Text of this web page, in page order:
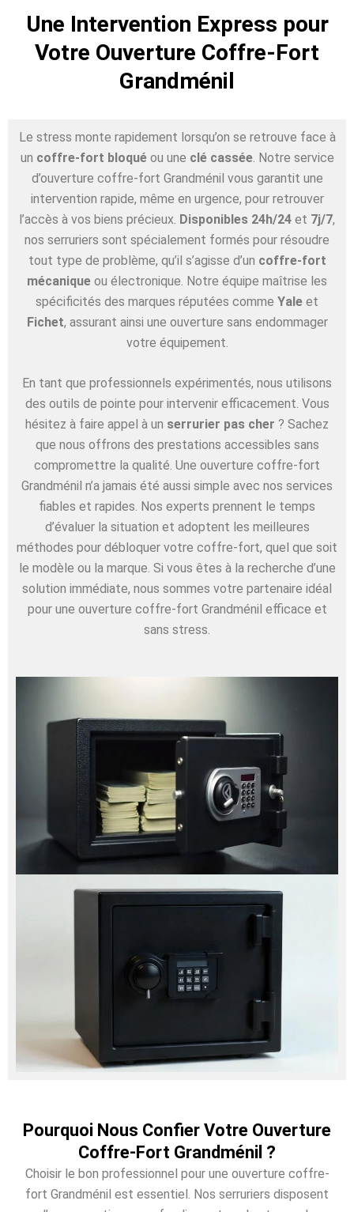
Une Intervention Express pour
Votre Ouverture Coffre-Fort
Grandménil
Le stress monte rapidement lorsqu’on se retrouve face à
un coffre-fort bloquéou une clé cassée. Notre service
d’ouverture coffre-fort Grandménil vous garantit une
intervention rapide, même en urgence, pour retrouver
l’accès à vos biens précieux. Disponibles 24h/24 et 7j/7,
nos serruriers sont spécialement formés pour résoudre
tout type de problème, qu’il s’agisse d’un coffre-fort
mécanique ou électronique. Notre équipe maîtrise les
spécificités des marques réputées comme Yale et
Fichet, assurant ainsi une ouverture sans endommager
votre équipement.
En tant que professionnels expérimentés, nous utilisons
des outils de pointe pour intervenir efficacement. Vous
hésitez à faire appel à un serrurier pas cher ? Sachez
que nous offrons des prestations accessibles sans
compromettre la qualité. Une ouverture coffre-fort
Grandménil n’a jamais été aussi simple avec nos services
fiables et rapides. Nos experts prennent le temps
d’évaluer la situation et adoptent les meilleures
méthodes pour débloquer votre coffre-fort, quel que soit
le modèle ou la marque. Si vous êtes à la recherche d’une
solution immédiate, nous sommes votre partenaire idéal
pour une ouverture coffre-fort Grandménil efficace et
sans stress.
Pourquoi Nous Confier Votre Ouverture
Coffre-Fort Grandménil ?
Choisir le bon professionnel pour une ouverture coffre-
fort Grandménil est essentiel. Nos serruriers disposent